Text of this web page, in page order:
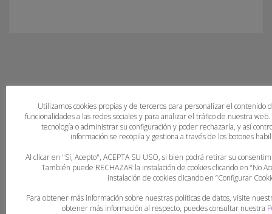
Utilizamos cookies propias y de terceros para personalizar el contenido
funcionalidades a las redes sociales y para analizar el tráfico de nuestra
tecnología o administrar su configuración y poder rechazarla, y así
información se recopila y gestiona a través de los botones
Al clicar en "Sí, Acepto", ACEPTA SU USO, si bien podrá retirar su
También puede RECHAZAR la instalación de cookies clicando en “No
instalación de cookies clicando en “Configurar
Para obtener más información sobre nuestras políticas de datos, visite
obtener más información al respecto, puedes consultar nuestra